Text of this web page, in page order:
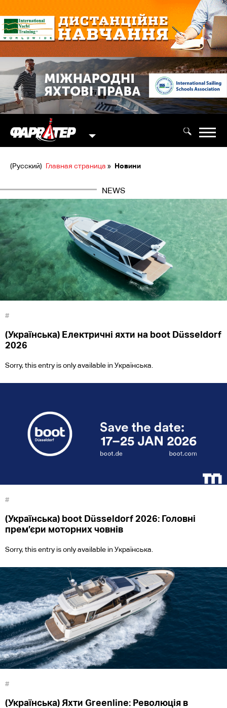
(Русский) Главная страница » Новини
NEWS
#
(Українська) Електричні яхти на boot Düsseldorf
2026
Sorry, this entry is only available in Українська.
#
(Українська) boot Düsseldorf 2026: Головні
прем’єри моторних човнів
Sorry, this entry is only available in Українська.
#
(Українська) Яхти Greenline: Революція в